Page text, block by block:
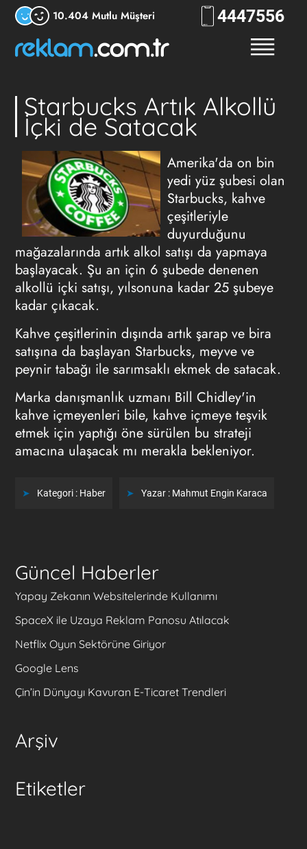
10.404 Mutlu Müşteri 444RKLM
Starbucks Artık Alkollü
İçki de Satacak
Amerika'da on bin
yedi yüz şubesi olan
Starbucks, kahve
çeşitleriyle
duyurduğunu
mağazalarında artık alkol satışı da yapmaya
başlayacak. Şu an için 6 şubede denenen
alkollü içki satışı, yılsonuna kadar 25 şubeye
kadar çıkacak.
Kahve çeşitlerinin dışında artık şarap ve bira
satışına da başlayan Starbucks, meyve ve
peynir tabağı ile sarımsaklı ekmek de satacak.
Marka danışmanlık uzmanı Bill Chidley'in
kahve içmeyenleri bile, kahve içmeye teşvik
etmek için yaptığı öne sürülen bu strateji
amacına ulaşacak mı merakla bekleniyor.
Kategori : Haber Yazar : Mahmut Engin Karaca
Güncel Haberler
Yapay Zekanın Websitelerinde Kullanımı
SpaceX ile Uzaya Reklam Panosu Atılacak
Netflix Oyun Sektörüne Giriyor
Google Lens
Çin’in Dünyayı Kavuran E-Ticaret Trendleri
Arşiv
Etiketler